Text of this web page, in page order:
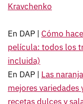
Kravchenko
En DAP | Cómo
película: todos los
incluida)
En DAP | Las
mejores variedades
recetas dulces y